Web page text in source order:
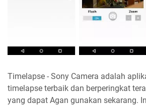
Timelapse - Sony Camera adalah
timelapse terbaik dan berperingkat
yang dapat Agan gunakan sekarang.